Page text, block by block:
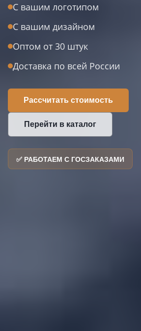
С вашим логотипом
С вашим дизайном
Оптом от 30 штук
Доставка по всей России
Рассчитать стоимость
Перейти в каталог
✅ РАБОТАЕМ С ГОСЗАКАЗАМИ